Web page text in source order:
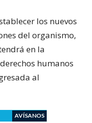
los nuevos
del organismo,
en la
humanos
al
AVÍSANOS